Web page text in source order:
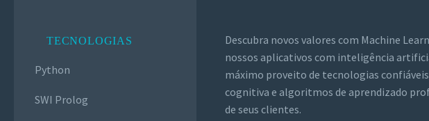
TECNOLOGIAS
Python
SWI Prolog
Descubra novos valores com Machine
nossos aplicativos com inteligência
máximo proveito de tecnologias
cognitiva e algoritmos de aprendizado
de seus clientes.